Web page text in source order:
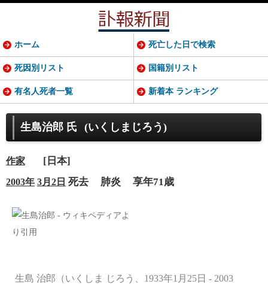
生島治郎 氏 (いくしまじろう)
作家 [日本]
2003年 3月2日 死去 肺炎 享年71歳
生島 治郎（いくしま じろう、1933年1月25日 - 2003
ホーム 死亡した日で検索
死因別リスト 国籍別リスト
有名人死者一覧 新着本 ランキング